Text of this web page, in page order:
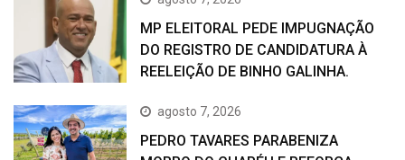
MP ELEITORAL PEDE IMPUGNAÇÃO
DO REGISTRO DE CANDIDATURA À
REELEIÇÃO DE BINHO GALINHA.
agosto 7, 2026
PEDRO TAVARES PARABENIZA